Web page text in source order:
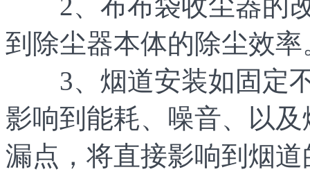
2、布布袋收尘器的改
到除尘器本体的除尘效率
3、烟道安装如固定不
影响到能耗、噪音、以
漏点，将直接影响到烟